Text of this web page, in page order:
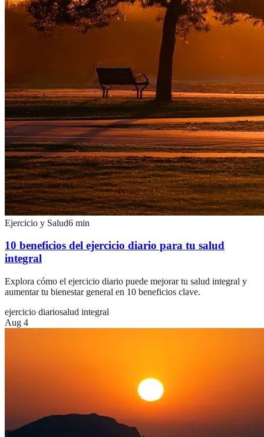
Ejercicio y Salud6 min
10 beneficios del ejercicio diario para tu salud
integral
Explora cómo el ejercicio diario puede mejorar tu salud integral y
aumentar tu bienestar general en 10 beneficios clave.
ejercicio diariosalud integral
Aug 4